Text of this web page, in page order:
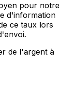
pour notre
d'information
ce taux lors
de l'argent à